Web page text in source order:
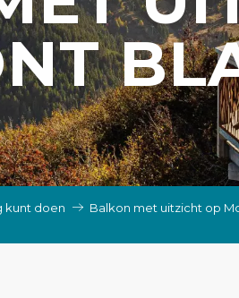
kunt doen Balkon met uitzicht op